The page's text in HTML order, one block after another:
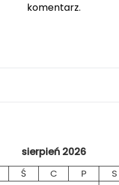
komentarz.
sierpień 2026
Ś C P S